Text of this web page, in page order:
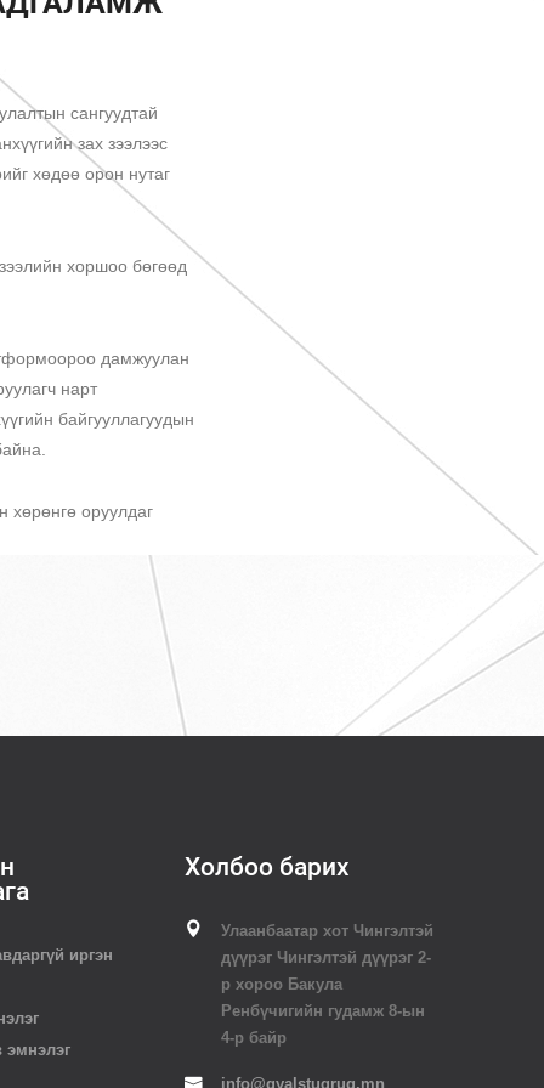
сангуудтай
зах зээлээс
хөдөө орон нутаг
хоршоо бөгөөд
дамжуулан
нарт
байгууллагуудын
хөрөнгө оруулдаг
иргэн
эмнэлэг
Холбоо барих
Улаанбаатар хот Чингэлтэй
дүүрэг Чингэлтэй дүүрэг 2-
р хороо Бакула
Ренбүчигийн гудамж 8-ын
4-р байр
info@gyalstugrug.mn